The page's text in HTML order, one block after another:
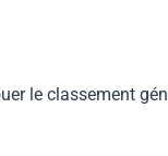
le classement